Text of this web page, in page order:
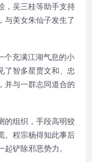
，吴三桂等助手支持
与美女朱仙子发生了
个充满江湖气息的小
了智多星贾文和、忠
并与一群志同道合的
的组织，手段高明狡
。程宗杨得知此事后
铲除邪恶势力。